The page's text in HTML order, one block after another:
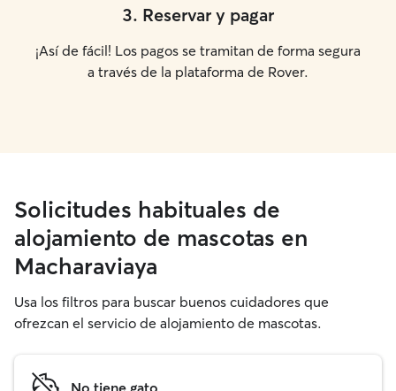
3. Reservar y pagar
¡Así de fácil! Los pagos se tramitan de forma segura
a través de la plataforma de Rover.
Solicitudes habituales de
alojamiento de mascotas en
Macharaviaya
Usa los filtros para buscar buenos cuidadores que
ofrezcan el servicio de alojamiento de mascotas.
No tiene gato